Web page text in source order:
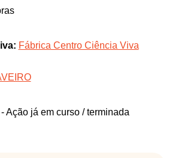
Fábrica Centro Ciência Viva
- Ação já em curso / terminada